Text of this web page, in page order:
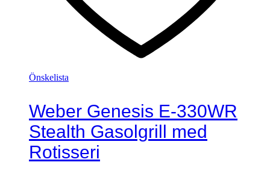
Önskelista
Weber Genesis E-330WR
Stealth Gasolgrill med
Rotisseri